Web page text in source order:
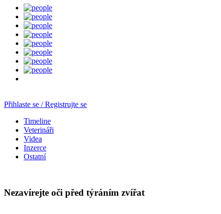
Přihlaste se / Registrujte se
Timeline
Veterináři
Videa
Inzerce
Ostatní
Nezavírejte oči před týráním zvířat